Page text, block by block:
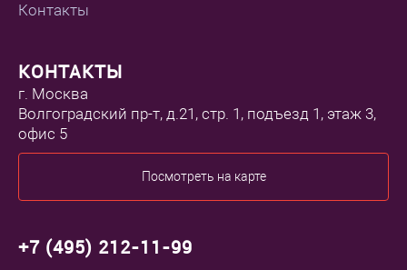
Контакты
КОНТАКТЫ
г. Москва
Волгоградский пр-т, д.21, стр. 1, подъезд 1, этаж 3,
офис 5
Посмотреть на карте
+7 (495) 212-11-99